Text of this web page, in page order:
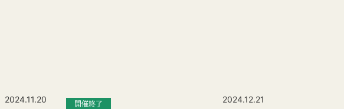
2024.11.20 開催終了 2024.12.21